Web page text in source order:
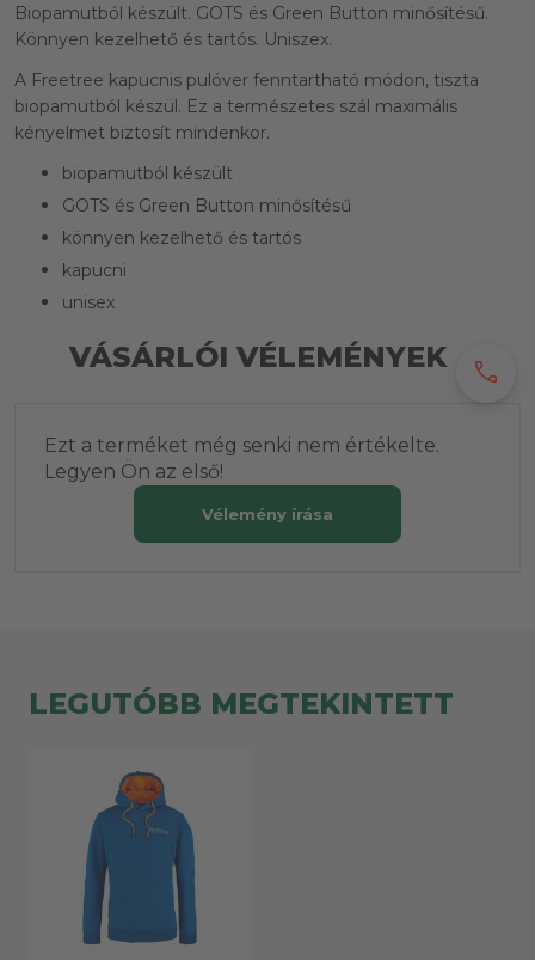
Biopamutból készült. GOTS és Green Button minősítésű.
Könnyen kezelhető és tartós. Uniszex.
A Freetree kapucnis pulóver fenntartható módon, tiszta
biopamutból készül. Ez a természetes szál maximális
kényelmet biztosít mindenkor.
biopamutból készült
GOTS és Green Button minősítésű
könnyen kezelhető és tartós
kapucni
unisex
VÁSÁRLÓI VÉLEMÉNYEK
Ezt a terméket még senki nem értékelte.
Legyen Ön az első!
Vélemény írása
LEGUTÓBB MEGTEKINTETT
call